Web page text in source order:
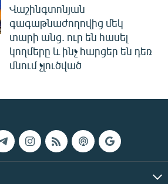
Վաշինգտոնյան
գագաթնաժողովից մեկ
տարի անց. ուր են հասել
կողմերը և ինչ հարցեր են դեռ
մնում չլուծված